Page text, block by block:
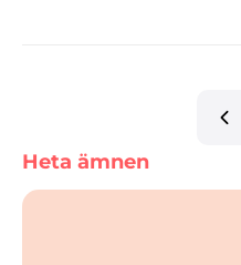
Heta ämnen